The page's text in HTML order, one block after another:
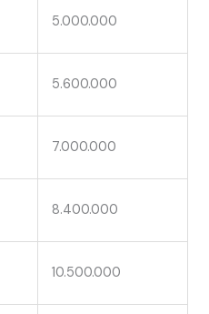
5.000.000
5.600.000
7.000.000
8.400.000
10.500.000